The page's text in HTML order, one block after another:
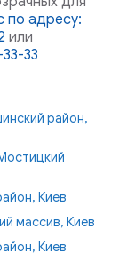
по адресу:
или
33-33
район,
Киев
массив, Киев
Киев